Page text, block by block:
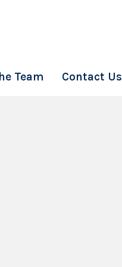
Team Contact Us